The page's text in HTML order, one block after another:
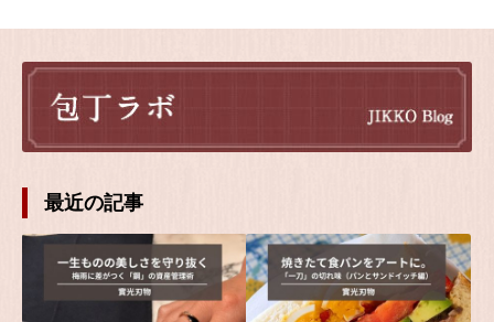
最近の記事